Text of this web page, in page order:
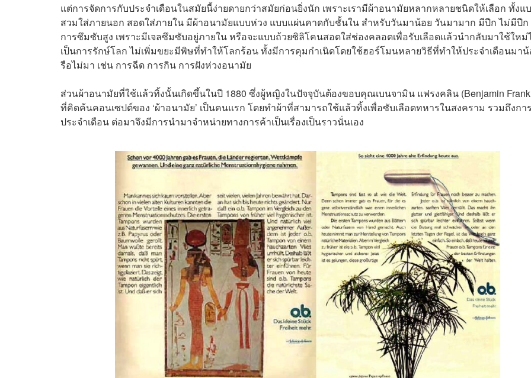
แต่การจัดการกับประจำเดือนในสมัยนี้ง่ายดายกว่าสมัยก่อนยิ่งนัก เพราะเรามีผ้าอนามัยหลากหลายชนิดให้เลือก ทั้งแ
สวมใส่ภายนอก สอดใส่ภายใน มีผ้าอนามัยแบบห่วง แบบแผ่นคาดกับชั้นใน สำหรับวันมาน้อย วันมามาก มีปีก ไม่มีปี
การซึมซับสูง เพราะมีเจลซึมซับอยู่ภายใน หรือจะแบบถ้วยซิลิโคนสอดใส่ช่องคลอดเพื่อรับเลือดแล้วนำกลับมาใช้ใหม่
เป็นการรักษ์โลก ไม่เพิ่มขยะมีพิษที่ทำให้โลกร้อน ทั้งมีการคุมกำเนิดโดยใช้ฮอร์โมนหลายวิธีที่ทำให้ประจำเดือนมา
รือไม่มา เช่น การฉีด การกิน การฝังห่วงอนามัย
ส่วนผ้าอนามัยที่ใช้แล้วทิ้งนั้นเกิดขึ้นในปี 1880 ซึ่งผู้หญิงในปัจจุบันต้องขอบคุณเบนจามิน แฟรงคลิน (Benjamin
ที่คิดค้นคอนเซปต์ของ ‘ผ้าอนามัย’ เป็นคนแรก โดยทำผ้าที่สามารถใช้แล้วทิ้งเพื่อซับเลือดทหารในสงคราม รวมถึงกา
ประจำเดือน ต่อมาจึงมีการนำมาจำหน่ายทางการค้าเป็นเรื่องเป็นราวนั่นเอง